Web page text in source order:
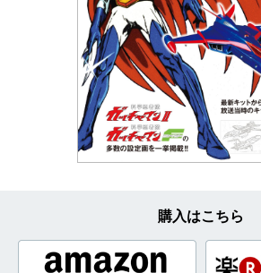
購入はこちら